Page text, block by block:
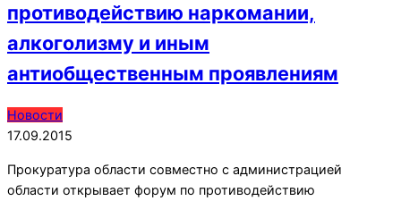
противодействию наркомании,
алкоголизму и иным
антиобщественным проявлениям
2015-
09-
Новости
17.09.2015
Прокуратура области совместно с администрацией
области открывает форум по противодействию